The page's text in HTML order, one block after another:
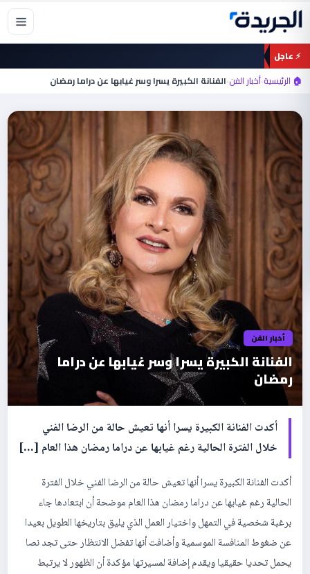
تخطي
المحتوى
⚡ عاجل
🏠 الرئيسية›أخبار الفن›الفنانة الكبيرة يسرا وسر غيابها عن دراما رمضان
أخبار الفن
الفنانة الكبيرة يسرا وسر غيابها عن دراما
رمضان
أكدت الفنانة الكبيرة يسرا أنها تعيش حالة من الرضا الفني
خلال الفترة الحالية رغم غيابها عن دراما رمضان هذا العام […]
أكدت الفنانة الكبيرة يسرا أنها تعيش حالة من الرضا الفني خلال الفترة
الحالية رغم غيابها عن دراما رمضان هذا العام موضحة أن ابتعادها جاء
برغبة شخصية في التمهل واختيار العمل الذي يليق بتاريخها الطويل بعيدا
عن ضغوط المنافسة الموسمية وأضافت أنها تفضل الانتظار حتى تجد نصا
يحمل تحديا حقيقيا ويقدم إضافة لمسيرتها مؤكدة أن الظهور لا يرتبط